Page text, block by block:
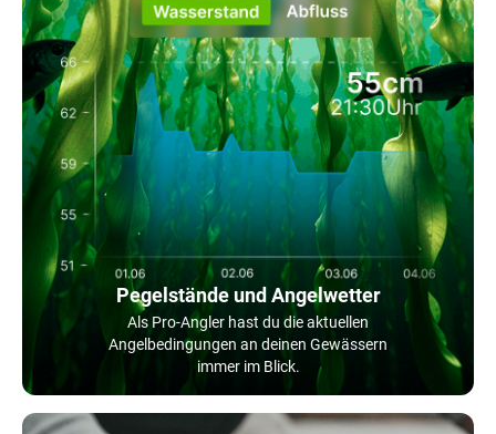
Pegelstände und Angelwetter
Als Pro-Angler hast du die aktuellen
Angelbedingungen an deinen Gewässern
immer im Blick.